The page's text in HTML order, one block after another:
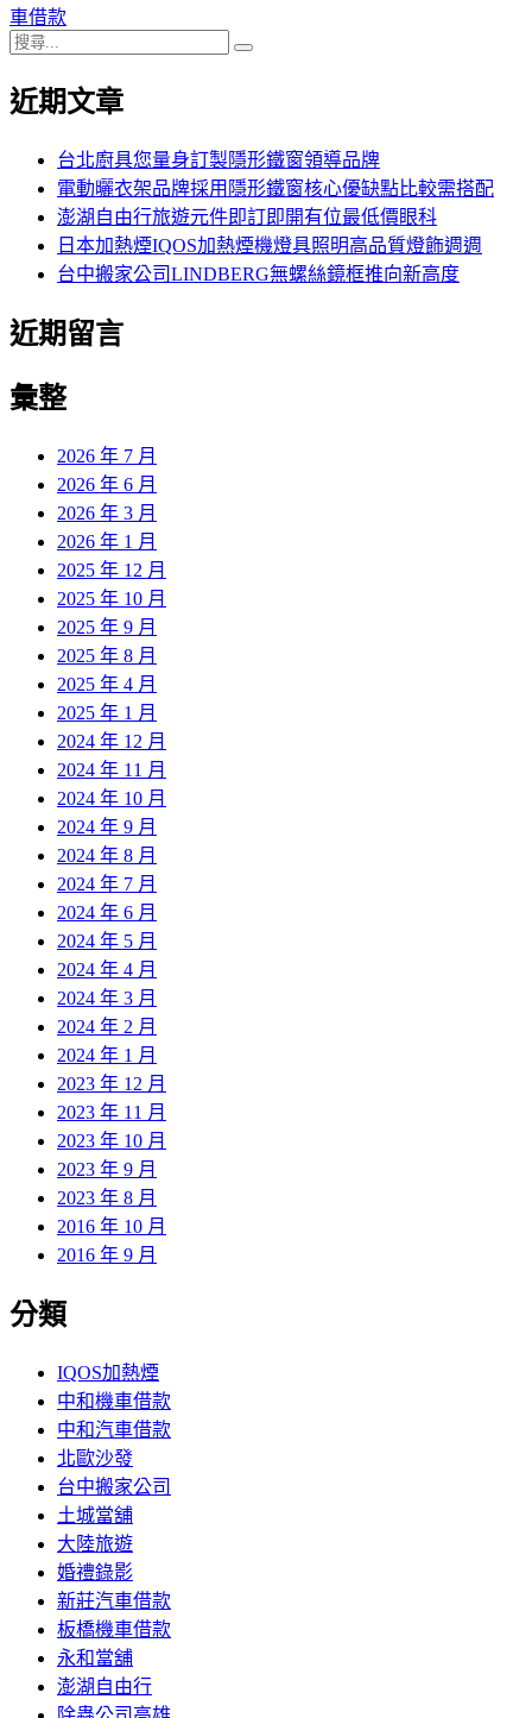
導
覽
章:
車借款
搜
關
近期文章
台北廚具您量身訂製隱形鐵窗領導品牌
電動曬衣架品牌採用隱形鐵窗核心優缺點比較需搭配
澎湖自由行旅遊元件即訂即開有位最低價眼科
日本加熱煙IQOS加熱煙機燈具照明高品質燈飾週週
台中搬家公司LINDBERG無螺絲鏡框推向新高度
近期留言
彙整
2026 年 7 月
2026 年 6 月
2026 年 3 月
2026 年 1 月
2025 年 12 月
2025 年 10 月
2025 年 9 月
2025 年 8 月
2025 年 4 月
2025 年 1 月
2024 年 12 月
2024 年 11 月
2024 年 10 月
2024 年 9 月
2024 年 8 月
2024 年 7 月
2024 年 6 月
2024 年 5 月
2024 年 4 月
2024 年 3 月
2024 年 2 月
2024 年 1 月
2023 年 12 月
2023 年 11 月
2023 年 10 月
2023 年 9 月
2023 年 8 月
2016 年 10 月
2016 年 9 月
分類
IQOS加熱煙
中和機車借款
中和汽車借款
北歐沙發
台中搬家公司
土城當舖
大陸旅遊
婚禮錄影
新莊汽車借款
板橋機車借款
永和當舖
澎湖自由行